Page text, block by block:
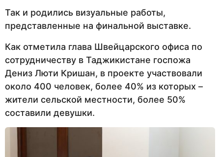
Так и родились визуальные работы,
представленные на финальной выставке.
Как отметила глава Швейцарского офиса по
сотрудничеству в Таджикистане госпожа
Дениз Люти Кришан, в проекте участвовали
около 400 человек, более 40% из которых –
жители сельской местности, более 50%
составили девушки.